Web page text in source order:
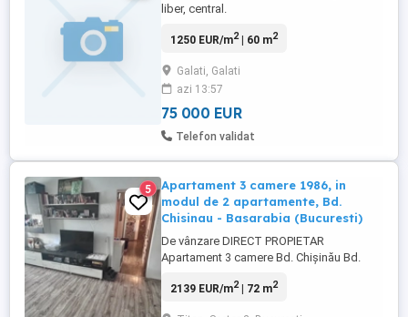
liber, central.
1250 EUR/m2| 60 m2
Galati, Galati
azi 13:57
75 000 EUR
Telefon validat
5
Apartament 3 camere 1986, in
modul de 2 apartamente, Bd.
Chisinau - Basarabia (Bucuresti)
De vânzare DIRECT PROPIETAR
Apartament 3 camere Bd. Chișinău Bd.
utili. Detalii despre bloc & amplasare -
2139 EUR/m2| 72 m2